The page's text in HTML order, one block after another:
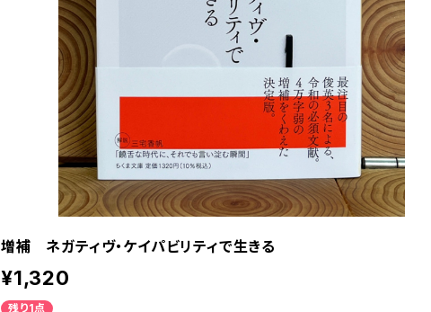
増補 ネガティヴ・ケイパビリティで生きる
¥1,320
残り1点